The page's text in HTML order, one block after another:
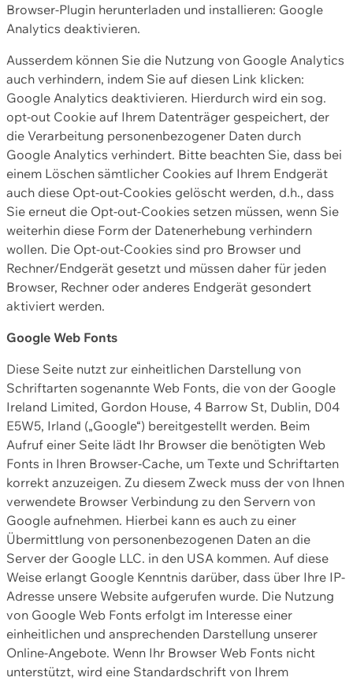
Browser-Plugin herunterladen und installieren: Google
Analytics deaktivieren.
Ausserdem können Sie die Nutzung von Google Analytics
auch verhindern, indem Sie auf diesen Link klicken:
Google Analytics deaktivieren. Hierdurch wird ein sog.
opt-out Cookie auf Ihrem Datenträger gespeichert, der
die Verarbeitung personenbezogener Daten durch
Google Analytics verhindert. Bitte beachten Sie, dass bei
einem Löschen sämtlicher Cookies auf Ihrem Endgerät
auch diese Opt-out-Cookies gelöscht werden, d.h., dass
Sie erneut die Opt-out-Cookies setzen müssen, wenn Sie
weiterhin diese Form der Datenerhebung verhindern
wollen. Die Opt-out-Cookies sind pro Browser und
Rechner/Endgerät gesetzt und müssen daher für jeden
Browser, Rechner oder anderes Endgerät gesondert
aktiviert werden.
Google Web Fonts
Diese Seite nutzt zur einheitlichen Darstellung von
Schriftarten sogenannte Web Fonts, die von der Google
Ireland Limited, Gordon House, 4 Barrow St, Dublin, D04
E5W5, Irland („Google“) bereitgestellt werden. Beim
Aufruf einer Seite lädt Ihr Browser die benötigten Web
Fonts in Ihren Browser-Cache, um Texte und Schriftarten
korrekt anzuzeigen. Zu diesem Zweck muss der von Ihnen
verwendete Browser Verbindung zu den Servern von
Google aufnehmen. Hierbei kann es auch zu einer
Übermittlung von personenbezogenen Daten an die
Server der Google LLC. in den USA kommen. Auf diese
Weise erlangt Google Kenntnis darüber, dass über Ihre IP-
Adresse unsere Website aufgerufen wurde. Die Nutzung
von Google Web Fonts erfolgt im Interesse einer
einheitlichen und ansprechenden Darstellung unserer
Online-Angebote. Wenn Ihr Browser Web Fonts nicht
unterstützt, wird eine Standardschrift von Ihrem